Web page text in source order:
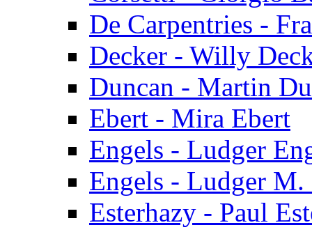
De Carpentries -
Decker - Willy
Duncan - Martin
Ebert - Mira Ebert
Engels - Ludger
Engels - Ludger M.
Esterhazy - Paul